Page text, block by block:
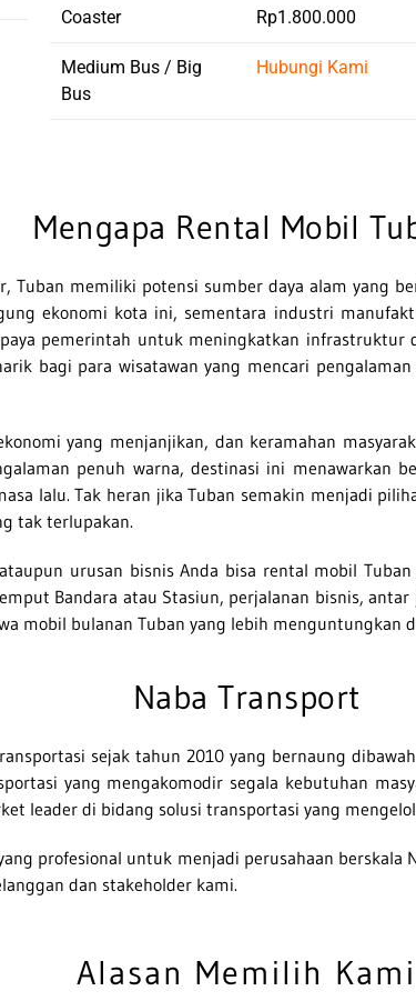
Coaster Rp1.800.000
Medium Bus / Big
Bus
Hubungi Kami
Mengapa Rental Mobil
Tuban memiliki potensi sumber daya alam yang
ekonomi kota ini, sementara industri
pemerintah untuk meningkatkan
bagi para wisatawan yang mencari
yang menjanjikan, dan keramahan
penuh warna, destinasi ini menawarkan
lalu. Tak heran jika Tuban semakin menjadi
tak terlupakan.
urusan bisnis Anda bisa rental mobil
Bandara atau Stasiun, perjalanan bisnis,
mobil bulanan Tuban yang lebih menguntungkan
Naba Transport
sejak tahun 2010 yang bernaung
yang mengakomodir segala kebutuhan
leader di bidang solusi transportasi yang
profesional untuk menjadi perusahaan
dan stakeholder kami.
Alasan Memilih Kami